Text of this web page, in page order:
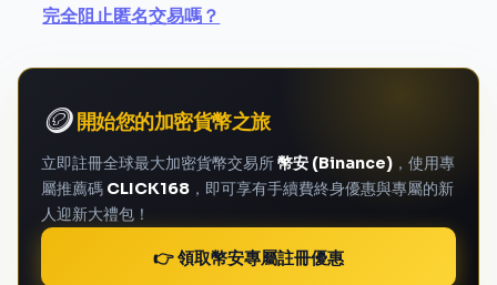
完全阻止匿名交易嗎？
🪙開始您的加密貨幣之旅
立即註冊全球最大加密貨幣交易所幣安 (Binance) ，使用專
屬推薦碼 CLICK168 ，即可享有手續費終身優惠與專屬的新
人迎新大禮包！
👉 領取幣安專屬註冊優惠